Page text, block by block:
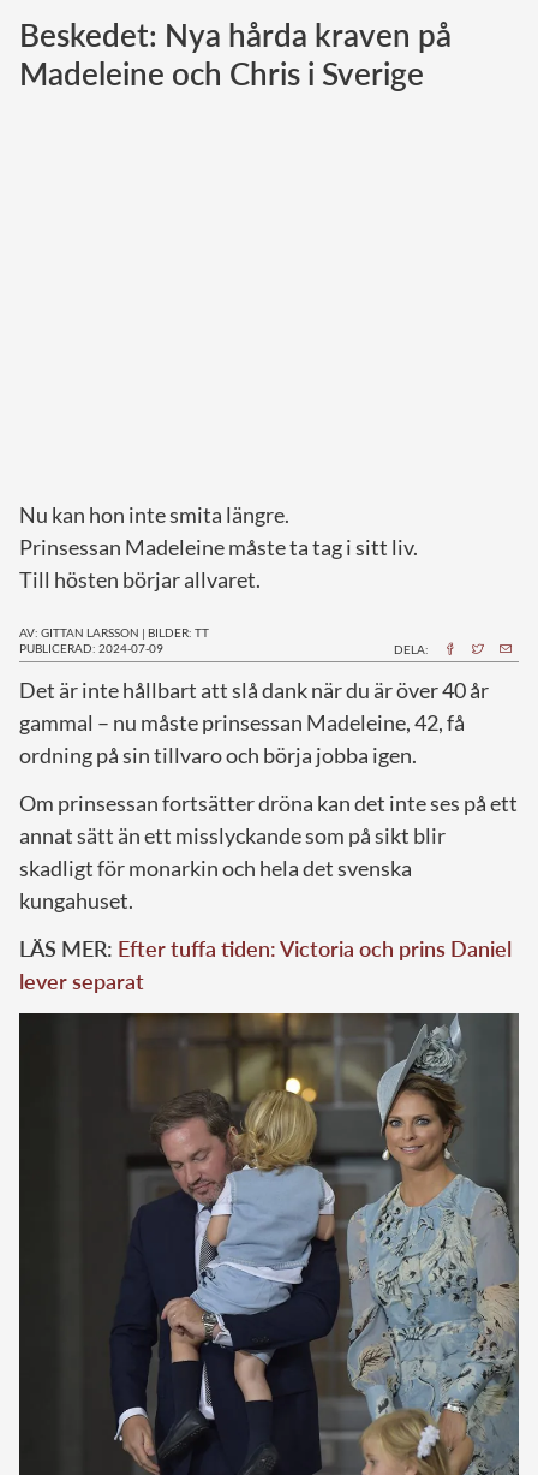
Norska kungahuset
Danska kungahuset
Beskedet: Nya hårda kraven på
Madeleine och Chris i Sverige
Nu kan hon inte smita längre.
Prinsessan Madeleine måste ta tag i sitt liv.
Till hösten börjar allvaret.
AV: GITTAN LARSSON | BILDER: TT
PUBLICERAD: 2024-07-09
DELA:
Det är inte hållbart att slå dank när du är över 40 år
gammal – nu måste prinsessan Madeleine, 42, få
ordning på sin tillvaro och börja jobba igen.
Om prinsessan fortsätter dröna kan det inte ses på ett
annat sätt än ett misslyckande som på sikt blir
skadligt för monarkin och hela det svenska
kungahuset.
LÄS MER: Efter tuffa tiden: Victoria och prins Daniel
lever separat